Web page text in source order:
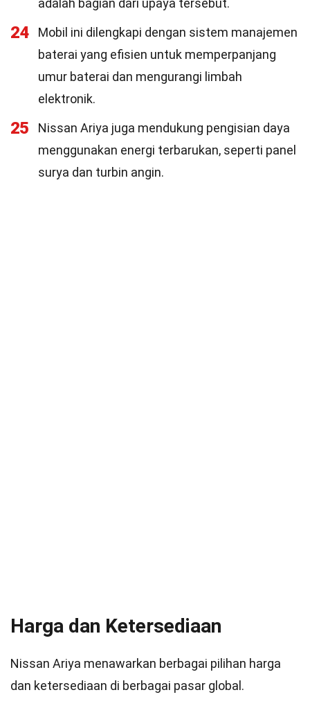
adalah bagian dari upaya tersebut.
24
Mobil ini dilengkapi dengan sistem manajemen
baterai yang efisien untuk memperpanjang
umur baterai dan mengurangi limbah
elektronik.
25
Nissan Ariya juga mendukung pengisian daya
menggunakan energi terbarukan, seperti panel
surya dan turbin angin.
Harga dan Ketersediaan
Nissan Ariya menawarkan berbagai pilihan harga
dan ketersediaan di berbagai pasar global.